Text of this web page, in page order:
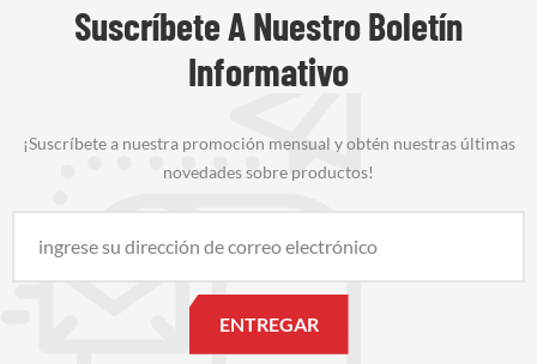
Suscríbete A Nuestro Boletín
Informativo
¡Suscríbete a nuestra promoción mensual y obtén nuestras últimas
novedades sobre productos!